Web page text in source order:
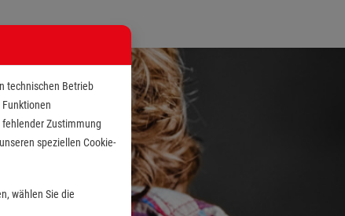
technischen Betrieb
Zustimmung
speziellen Cookie-
wählen Sie die